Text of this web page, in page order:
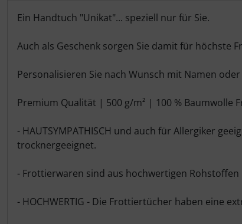
Produktbeschreibung
Ein Handtuch "Unikat"... speziell nur für Sie.
Auch als Geschenk sorgen Sie damit für höchste
Personalisieren Sie nach Wunsch mit Namen
Premium Qualität | 500 g/m² | 100 % Baumwolle
- HAUTSYMPATHISCH und auch für Allergiker
trocknergeeignet.
- Frottierwaren sind aus hochwertigen
- HOCHWERTIG - Die Frottiertücher haben eine